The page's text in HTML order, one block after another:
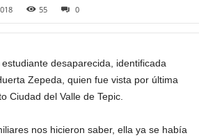
55 0
desaparecida, identificada
Zepeda, quien fue vista por última
Ciudad del Valle de Tepic.
nos hicieron saber, ella ya se había